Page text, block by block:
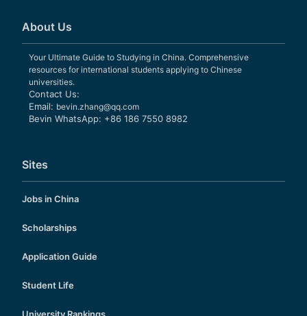
About Us
Your Ultimate Guide to Studying in China. Comprehensive
resources for international students applying to Chinese
universities.
Contact Us:
Email: bevin.zhang@qq.com
Bevin WhatsApp: +86 186 7550 8982
Sites
Jobs in China
Scholarships
Application Guide
Student Life